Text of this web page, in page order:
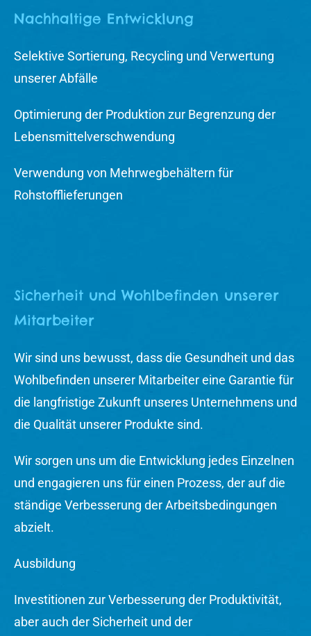
Nachhaltige Entwicklung
Selektive Sortierung, Recycling und Verwertung
unserer Abfälle
Optimierung der Produktion zur Begrenzung der
Lebensmittelverschwendung
Verwendung von Mehrwegbehältern für
Rohstofflieferungen
Sicherheit und Wohlbefinden unserer
Mitarbeiter
Wir sind uns bewusst, dass die Gesundheit und das
Wohlbefinden unserer Mitarbeiter eine Garantie für
die langfristige Zukunft unseres Unternehmens und
die Qualität unserer Produkte sind.
Wir sorgen uns um die Entwicklung jedes Einzelnen
und engagieren uns für einen Prozess, der auf die
ständige Verbesserung der Arbeitsbedingungen
abzielt.
Ausbildung
Investitionen zur Verbesserung der Produktivität,
aber auch der Sicherheit und der